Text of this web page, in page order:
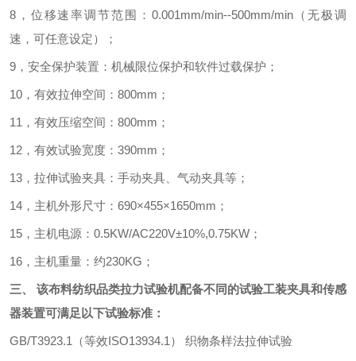
8 ，位移速率调节范围： 0.001mm/min--500mm/min（无极调
速，可任意设定）；
9 ，安全保护装置：机械限位保护和软件过载保护；
10 ，有效拉伸空间： 800mm ；
11 ，有效压缩空间： 800mm ；
12 ，有效试验宽度： 390mm ；
13 ，拉伸试验夹具：手动夹具、气动夹具等；
14 ，主机外形尺寸： 690×455×1650mm ；
15 ，主机电源： 0.5KW/AC220V±10%,0.75KW ；
16 ，主机重量：约230KG ；
三、 该布料纺织品类拉力试验机配备不同的试验工装夹具和传感
器装置可满足以下试验标准：
GB/T3923.1 （等效ISO13934.1 ） 织物条样法拉伸试验